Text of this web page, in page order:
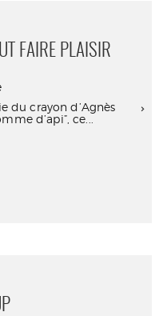
FAIRE PLAISIR
du crayon d’Agnès
d’api”, ce...